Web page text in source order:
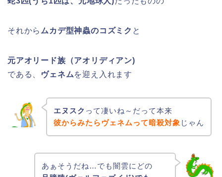
それから ムカデ型神蟲のコズミク と
元アオリード族（アオリディアン)
である、
ヴェネムを迎え入れます
エヌスク って凄いね～だって本来
彼からみたらヴェネムって暗殺対象 じゃん
あぁそうだね…でも闇雲にどの